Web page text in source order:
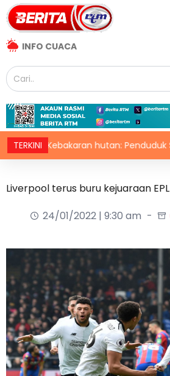
INFO CUACA
TERKINI
Kebakaran hutan: Penduduk
Liverpool terus buru kejuaraan EPL
24/01/2022 | 9:30 am